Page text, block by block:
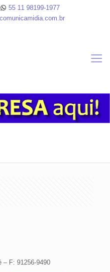
55 11 98199-1977
– F: 91256-9490